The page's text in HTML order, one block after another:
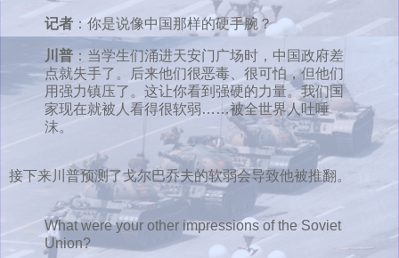
记者 ：你是说像中国那样的硬手腕？
川普 ：当学生们涌进天安门广场时，中国政府差
点就失手了。后来他们很恶毒、很可怕，但他们
用强力镇压了。这让你看到强硬的力量。我们国
家现在就被人看得很软弱……被全世界人吐唾
沫。
接下来川普预测了戈尔巴乔夫的软弱会导致他被推翻。
What were your other impressions of the Soviet
Union?